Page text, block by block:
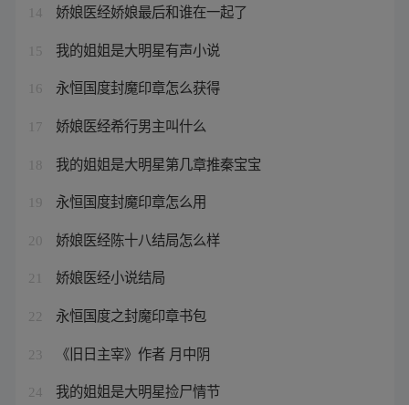
14 娇娘医经娇娘最后和谁在一起了
15 我的姐姐是大明星有声小说
16 永恒国度封魔印章怎么获得
17 娇娘医经希行男主叫什么
18 我的姐姐是大明星第几章推秦宝宝
19 永恒国度封魔印章怎么用
20 娇娘医经陈十八结局怎么样
21 娇娘医经小说结局
22 永恒国度之封魔印章书包
23 《旧日主宰》作者 月中阴
24 我的姐姐是大明星捡尸情节